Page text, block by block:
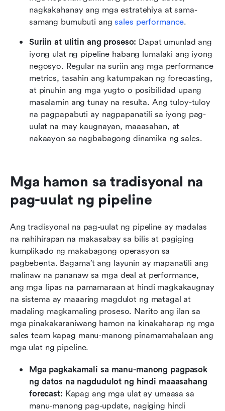
nagkakahanay ang mga estratehiya at sama-
samang bumubuti ang sales performance.
Suriin at ulitin ang proseso: Dapat umunlad ang
iyong ulat ng pipeline habang lumalaki ang iyong
negosyo. Regular na suriin ang mga performance
metrics, tasahin ang katumpakan ng forecasting,
at pinuhin ang mga yugto o posibilidad upang
masalamin ang tunay na resulta. Ang tuloy-tuloy
na pagpapabuti ay nagpapanatili sa iyong pag-
uulat na may kaugnayan, maaasahan, at
nakaayon sa nagbabagong dinamika ng sales.
Mga hamon sa tradisyonal na
pag-uulat ng pipeline
Ang tradisyonal na pag-uulat ng pipeline ay madalas
na nahihirapan na makasabay sa bilis at pagiging
kumplikado ng makabagong operasyon sa
pagbebenta. Bagama’t ang layunin ay mapanatili ang
malinaw na pananaw sa mga deal at performance,
ang mga lipas na pamamaraan at hindi magkakaugnay
na sistema ay maaaring magdulot ng matagal at
madaling magkamaling proseso. Narito ang ilan sa
mga pinakakaraniwang hamon na kinakaharap ng mga
sales team kapag manu-manong pinamamahalaan ang
mga ulat ng pipeline.
Mga pagkakamali sa manu-manong pagpasok
ng datos na nagdudulot ng hindi maaasahang
forecast: Kapag ang mga ulat ay umaasa sa
manu-manong pag-update, nagiging hindi